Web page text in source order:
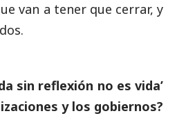
van a tener que cerrar, y
sin reflexión no es vida’
y los gobiernos?